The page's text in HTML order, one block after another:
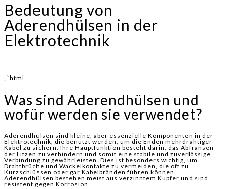
Bedeutung von
Aderendhülsen in der
Elektrotechnik
„`html
Was sind Aderendhülsen und
wofür werden sie verwendet?
Aderendhülsen sind kleine, aber essenzielle Komponenten in der
Elektrotechnik, die benutzt werden, um die Enden mehrdrähtiger
Kabel zu sichern. Ihre Hauptfunktion besteht darin, das Abfransen
der Litzen zu verhindern und somit eine stabile und zuverlässige
Verbindung zu gewährleisten. Dies ist besonders wichtig, um
Drahtbrüche und Wackelkontakte zu vermeiden, die oft zu
Kurzschlüssen oder gar Kabelbränden führen können.
Aderendhülsen bestehen meist aus verzinntem Kupfer und sind
resistent gegen Korrosion.